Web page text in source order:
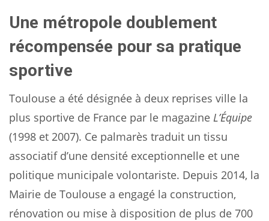
Une métropole doublement
récompensée pour sa pratique
sportive
Toulouse a été désignée à deux reprises ville la
plus sportive de France par le magazine L’Équipe
(1998 et 2007). Ce palmarès traduit un tissu
associatif d’une densité exceptionnelle et une
politique municipale volontariste. Depuis 2014, la
Mairie de Toulouse a engagé la construction,
rénovation ou mise à disposition de plus de 700